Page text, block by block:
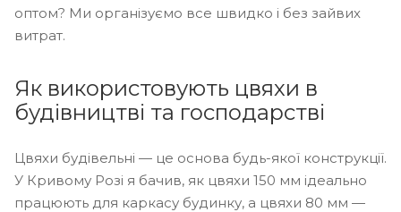
оптом? Ми організуємо все швидко і без зайвих
витрат.
Як використовують цвяхи в
будівництві та господарстві
Цвяхи будівельні — це основа будь-якої конструкції.
У Кривому Розі я бачив, як цвяхи 150 мм ідеально
працюють для каркасу будинку, а цвяхи 80 мм —